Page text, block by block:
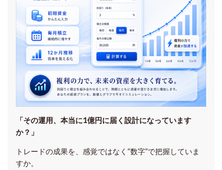
「その運用、本当に1億円に届く設計になっています
か？」
トレードの成果を、感覚ではなく“数字”で把握していま
すか。